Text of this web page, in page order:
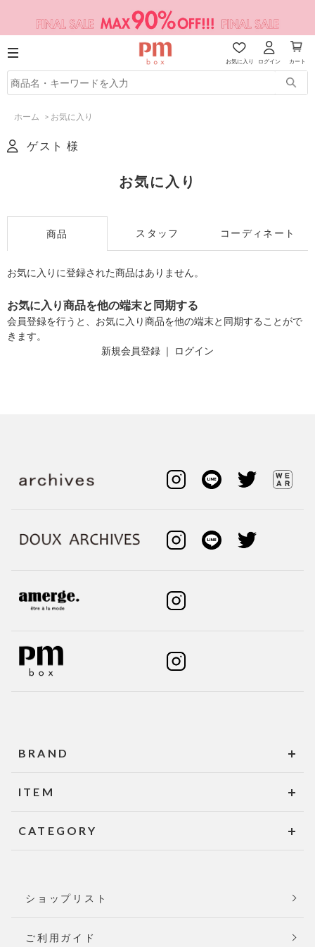
お気に入り ログイン カート
ホーム > お気に入り
ゲスト 様
お気に入り
商品 スタッフ コーディネート
お気に入りに登録された商品はありません。
お気に入り商品を他の端末と同期する
会員登録を行うと、お気に入り商品を他の端末と同期することがで
きます。
新規会員登録 ｜ ログイン
BRAND
ITEM
CATEGORY
ショップリスト
ご利用ガイド